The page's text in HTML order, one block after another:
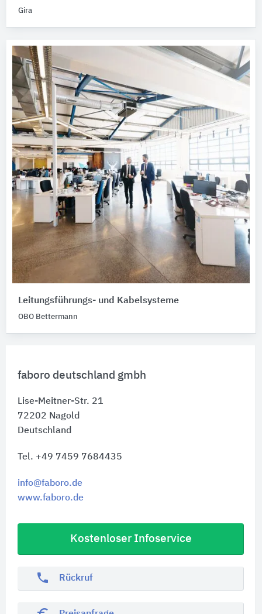
faboro deutschland gmbh
Lise-Meitner-Str. 21
72202 Nagold
Deutschland
Tel. +49 7459 7684435
info@faboro.de
www.faboro.de
Kostenloser Infoservice
phone Rückruf
Gira
Leitungsführungs- und Kabelsysteme
OBO Bettermann